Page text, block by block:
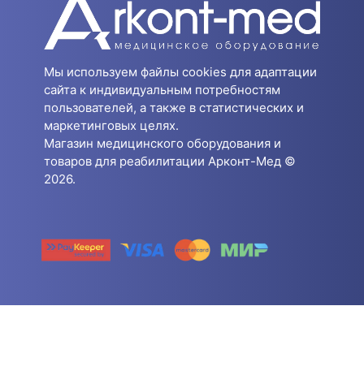
Мы используем файлы cookies для адаптации
сайта к индивидуальным потребностям
пользователей, а также в статистических и
маркетинговых целях.
Магазин медицинского оборудования и
товаров для реабилитации Арконт-Мед ©
2026.